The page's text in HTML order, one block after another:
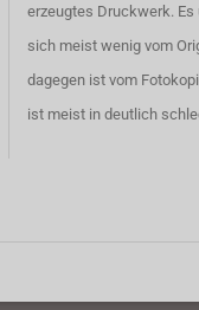
erzeugtes Druckwerk.
sich meist wenig vom
dagegen ist vom
ist meist in deutlich